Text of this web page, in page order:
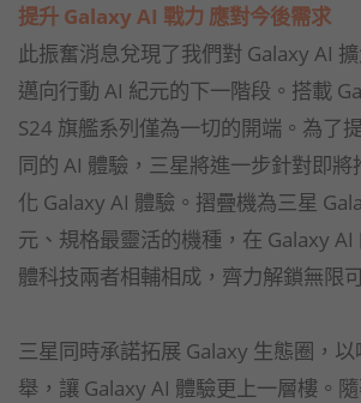
提升 Galaxy AI 戰力 應對今後需求
此振奮消息兌現了我們對 Galaxy AI
邁向行動 AI 紀元的下一階段。搭載
S24 旗艦系列僅為一切的開端。為了
同的 AI 體驗，三星將進一步針對即
化 Galaxy AI 體驗。摺疊機為三星
元、規格最靈活的機種，在 Galaxy
體科技兩者相輔相成，齊力解鎖無限
三星同時承諾拓展 Galaxy 生態圈，
舉，讓 Galaxy AI 體驗更上一層樓。